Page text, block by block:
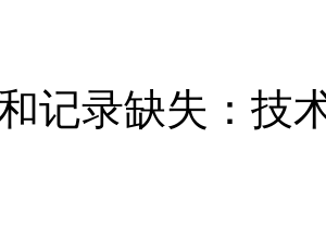
和记录缺失